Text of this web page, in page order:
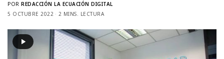
POR REDACCIÓN LA ECUACIÓN DIGITAL
5 OCTUBRE 2022
2 MINS. LECTURA